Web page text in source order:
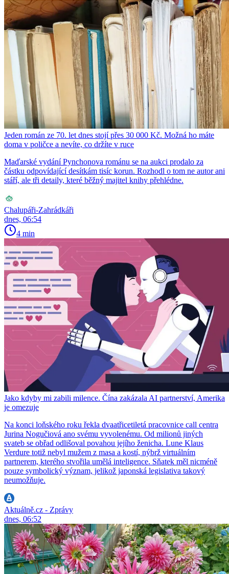
Jeden román ze 70. let dnes stojí přes 30 000 Kč. Možná ho máte
doma v poličce a nevíte, co držíte v ruce
Maďarské vydání Pynchonova románu se na aukci prodalo za
částku odpovídající desítkám tisíc korun. Rozhodl o tom ne autor ani
stáří, ale tři detaily, které běžný majitel knihy přehlédne.
Chalupáři-Zahrádkáři
dnes, 06:54
4 min
Jako kdyby mi zabili milence. Čína zakázala AI partnerství, Amerika
je omezuje
Na konci loňského roku řekla dvaatřicetiletá pracovnice call centra
Jurina Nogučiová ano svému vyvolenému. Od milionů jiných
svateb se obřad odlišoval povahou jejího ženicha. Lune Klaus
Verdure totiž nebyl mužem z masa a kostí, nýbrž virtuálním
partnerem, kterého stvořila umělá inteligence. Sňatek měl nicméně
pouze symbolický význam, jelikož japonská legislativa takový
neumožňuje.
Aktuálně.cz - Zprávy
dnes, 06:52